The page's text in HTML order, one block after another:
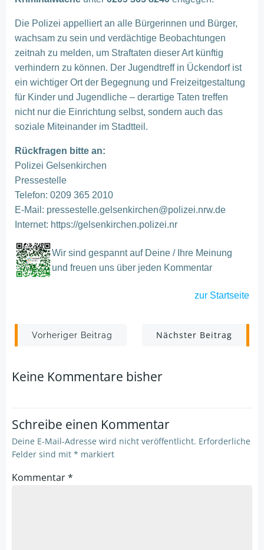
Die Polizei appelliert an alle Bürgerinnen und Bürger,
wachsam zu sein und verdächtige Beobachtungen
zeitnah zu melden, um Straftaten dieser Art künftig
verhindern zu können. Der Jugendtreff in Ückendorf ist
ein wichtiger Ort der Begegnung und Freizeitgestaltung
für Kinder und Jugendliche – derartige Taten treffen
nicht nur die Einrichtung selbst, sondern auch das
soziale Miteinander im Stadtteil.
Rückfragen bitte an:
Polizei Gelsenkirchen
Pressestelle
Telefon: 0209 365 2010
E-Mail: pressestelle.gelsenkirchen@polizei.nrw.de
Internet: https://gelsenkirchen.polizei.nr
Wir sind gespannt auf Deine / Ihre Meinung
und freuen uns über jeden Kommentar
zur Startseite
Post
navigation
Vorheriger Beitrag
Post
navigation
Nächster Beitrag
Keine Kommentare bisher
Schreibe einen Kommentar
Deine E-Mail-Adresse wird nicht veröffentlicht. Erforderliche
Felder sind mit * markiert
Kommentar*